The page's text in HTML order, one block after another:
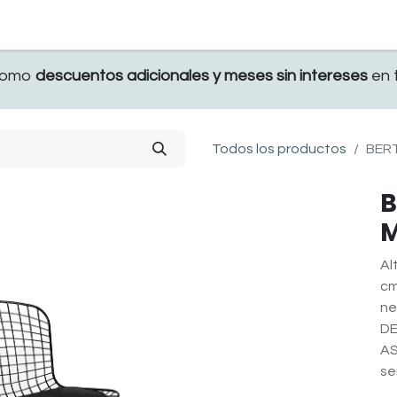
descuentos adicionales y meses sin interesesen
Todos los productos